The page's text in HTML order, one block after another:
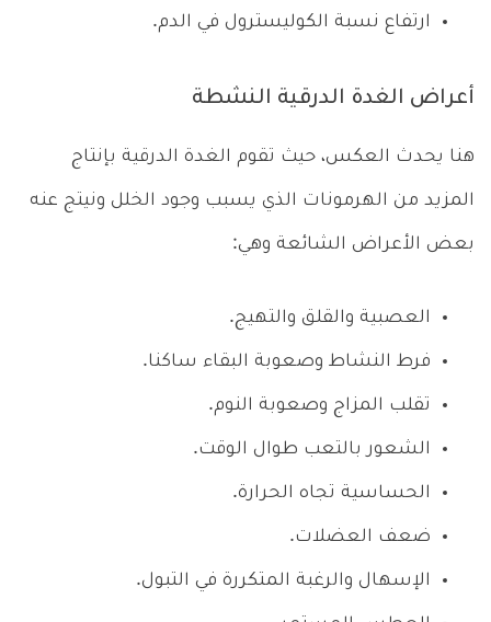
ارتفاع نسبة الكوليسترول في الدم.
أعراض الغدة الدرقية النشطة
هنا يحدث العكس، حيث تقوم الغدة الدرقية بإنتاج
المزيد من الهرمونات الذي يسبب وجود الخلل ونيتج عنه
بعض الأعراض الشائعة وهي:
العصبية والقلق والتهيج.
فرط النشاط وصعوبة البقاء ساكنا.
تقلب المزاج وصعوبة النوم.
الشعور بالتعب طوال الوقت.
الحساسية تجاه الحرارة.
ضعف العضلات.
الإسهال والرغبة المتكررة في التبول.